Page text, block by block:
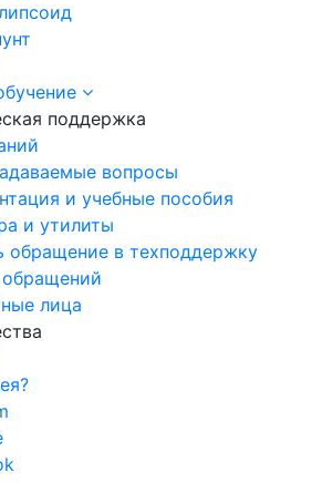
поддержка
вопросы
и учебные пособия
и утилиты
обращение в техподдержку
лица